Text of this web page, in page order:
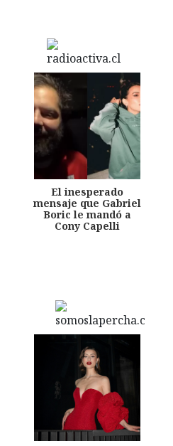
El inesperado
mensaje que Gabriel
Boric le mandó a
Cony Capelli